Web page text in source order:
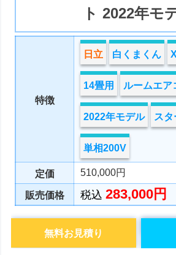
ト 2022年モ
特徴
日立 白くまくん
14畳用 ルームエア
2022年モデル スタ
単相200V
定価 510,000円
販売価格 税込283,000円
無料お見積り